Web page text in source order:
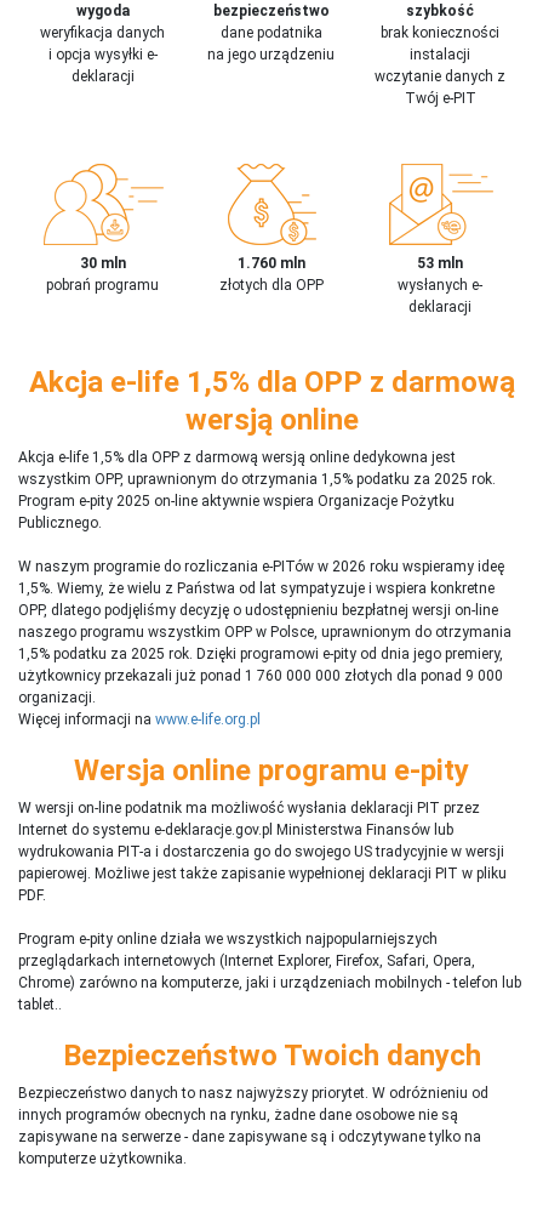
wygoda
weryfikacja danych
i opcja wysyłki e-
deklaracji
bezpieczeństwo
dane podatnika
na jego urządzeniu
szybkość
brak konieczności
instalacji
wczytanie danych z
Twój e-PIT
30 mln
pobrań programu
1.760 mln
złotych dla OPP
53 mln
wysłanych e-
deklaracji
Akcja e-life 1,5% dla OPP z darmową
wersją online
Akcja e-life 1,5% dla OPP z darmową wersją online dedykowna jest
wszystkim OPP, uprawnionym do otrzymania 1,5% podatku za 2025 rok.
Program e-pity 2025 on-line aktywnie wspiera Organizacje Pożytku
Publicznego.
W naszym programie do rozliczania e-PITów w 2026 roku wspieramy ideę
1,5%. Wiemy, że wielu z Państwa od lat sympatyzuje i wspiera konkretne
OPP, dlatego podjęliśmy decyzję o udostępnieniu bezpłatnej wersji on-line
naszego programu wszystkim OPP w Polsce, uprawnionym do otrzymania
1,5% podatku za 2025 rok. Dzięki programowi e-pity od dnia jego premiery,
użytkownicy przekazali już ponad 1 760 000 000 złotych dla ponad 9 000
organizacji.
Więcej informacji na www.e-life.org.pl
Wersja online programu e-pity
W wersji on-line podatnik ma możliwość wysłania deklaracji PIT przez
Internet do systemu e-deklaracje.gov.pl Ministerstwa Finansów lub
wydrukowania PIT-a i dostarczenia go do swojego US tradycyjnie w wersji
papierowej. Możliwe jest także zapisanie wypełnionej deklaracji PIT w pliku
PDF.
Program e-pity online działa we wszystkich najpopularniejszych
przeglądarkach internetowych (Internet Explorer, Firefox, Safari, Opera,
Chrome) zarówno na komputerze, jaki i urządzeniach mobilnych - telefon lub
tablet..
Bezpieczeństwo Twoich danych
Bezpieczeństwo danych to nasz najwyższy priorytet. W odróżnieniu od
innych programów obecnych na rynku, żadne dane osobowe nie są
zapisywane na serwerze - dane zapisywane są i odczytywane tylko na
komputerze użytkownika.